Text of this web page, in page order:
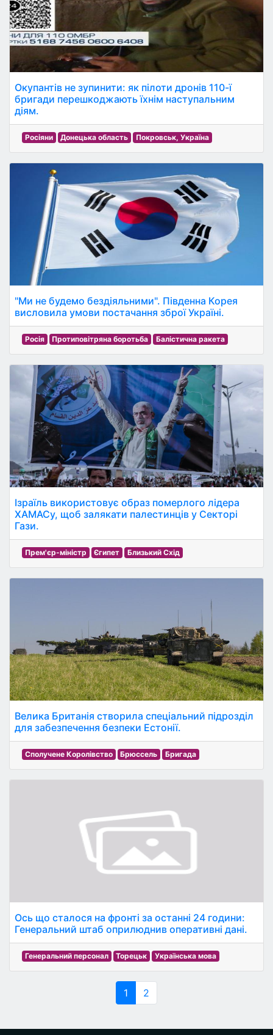
Окупантів не зупинити: як пілоти дронів 110-ї
бригади перешкоджають їхнім наступальним
діям.
Росіяни Донецька область Покровськ, Україна
"Ми не будемо бездіяльними". Південна Корея
висловила умови постачання зброї Україні.
Росія Протиповітряна боротьба Балістична ракета
Ізраїль використовує образ померлого лідера
ХАМАСу, щоб залякати палестинців у Секторі
Гази.
Прем'єр-міністр Єгипет Близький Схід
Велика Британія створила спеціальний підрозділ
для забезпечення безпеки Естонії.
Сполучене Королівство Брюссель Бригада
Ось що сталося на фронті за останні 24 години:
Генеральний штаб оприлюднив оперативні дані.
Генеральний персонал Торецьк Українська мова
1 2